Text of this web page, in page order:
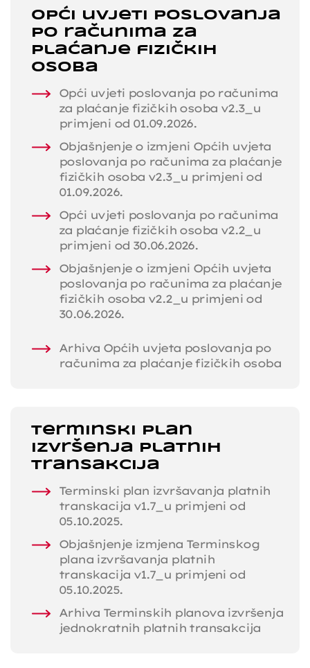
Opći uvjeti poslovanja
po računima za
plaćanje fizičkih
osoba
Opći uvjeti poslovanja po računima
za plaćanje fizičkih osoba v2.3_u
primjeni od 01.09.2026.
Objašnjenje o izmjeni Općih uvjeta
poslovanja po računima za plaćanje
fizičkih osoba v2.3_u primjeni od
01.09.2026.
Opći uvjeti poslovanja po računima
za plaćanje fizičkih osoba v2.2_u
primjeni od 30.06.2026.
Objašnjenje o izmjeni Općih uvjeta
poslovanja po računima za plaćanje
fizičkih osoba v2.2_u primjeni od
30.06.2026.
Arhiva Općih uvjeta poslovanja po
računima za plaćanje fizičkih osoba
Terminski plan
izvršenja platnih
transakcija
Terminski plan izvršavanja platnih
transkacija v1.7_u primjeni od
05.10.2025.
Objašnjenje izmjena Terminskog
plana izvršavanja platnih
transkacija v1.7_u primjeni od
05.10.2025.
Arhiva Terminskih planova izvršenja
jednokratnih platnih transakcija